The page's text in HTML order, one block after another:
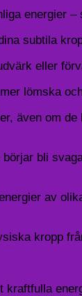
energier –
subtila
eller
lömska
även om
bli
av
kropp
kraftfulla